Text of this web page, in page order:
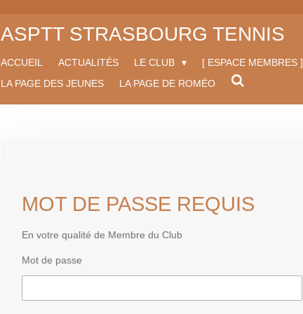
ASPTT STRASBOURG TENNIS
ACCUEIL ACTUALITÉS LE CLUB [ ESPACE MEMBRES ]
LA PAGE DES JEUNES
LA PAGE DE ROMÉO
MOT DE PASSE REQUIS
En votre qualité de Membre du Club
Mot de passe